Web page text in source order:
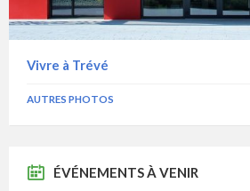
Vivre à Trévé
AUTRES PHOTOS
ÉVÉNEMENTS À VENIR